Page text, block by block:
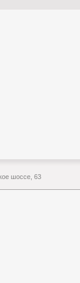
шоссе, 63